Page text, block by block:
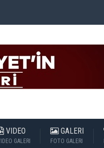
VIDEO
GALERI
GALERI
FOTO GALERI